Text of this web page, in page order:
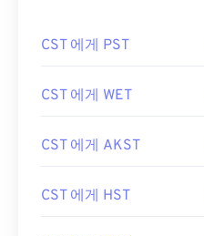
CST 에게 PST
CST 에게 WET
CST 에게 AKST
CST 에게 HST